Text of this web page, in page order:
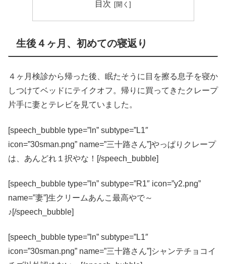
目次
生後４ヶ月、初めての寝返り
４ヶ月検診から帰った後、眠たそうに目を擦る息子を寝か
しつけてベッドにテイクオフ。帰りに買ってきたクレープ
片手に妻とテレビを見ていました。
[speech_bubble type=”ln” subtype=”L1″
icon=”30sman.png” name=”三十路さん”]やっぱりクレープ
は、あんどれ１択やな！[/speech_bubble]
[speech_bubble type=”ln” subtype=”R1″ icon=”y2.png”
name=”妻”]生クリームあんこ最高やで～
♪[/speech_bubble]
[speech_bubble type=”ln” subtype=”L1″
icon=”30sman.png” name=”三十路さん”]シャンテチョコイ